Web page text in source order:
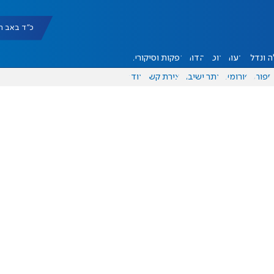
כ"ד באב תשפ"ו
ונדל"ן דעות אוכל יהדות הפקות וסיקורים
ספורט פורומים אתר ישיבה יצירת קשר עוד